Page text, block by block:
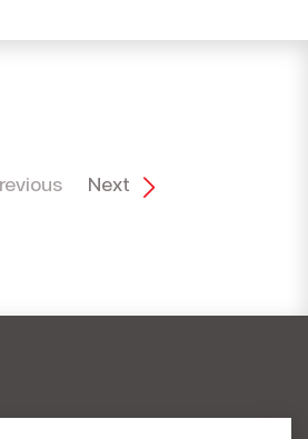
Next